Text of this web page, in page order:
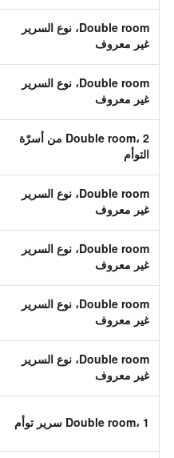
Double room، نوع السرير
غير معروف
Double room، نوع السرير
غير معروف
Double room، 2 من أسرّة
التوأم
Double room، نوع السرير
غير معروف
Double room، نوع السرير
غير معروف
Double room، نوع السرير
غير معروف
Double room، نوع السرير
غير معروف
Double room، 1 سرير توأم